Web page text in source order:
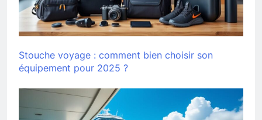
Stouche voyage : comment bien choisir son
équipement pour 2025 ?